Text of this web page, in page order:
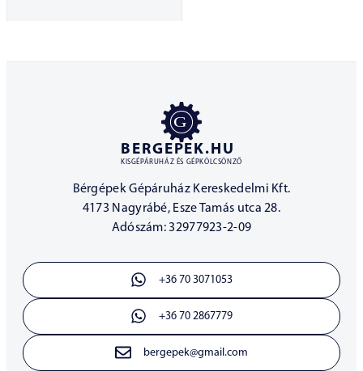
BERGEPEK.HU
KISGÉPÁRUHÁZ ÉS GÉPKÖLCSÖNZŐ
Bérgépek Gépáruház Kereskedelmi Kft.
4173 Nagyrábé, Esze Tamás utca 28.
Adószám: 32977923-2-09
+36 70 3071053
+36 70 2867779
bergepek@gmail.com